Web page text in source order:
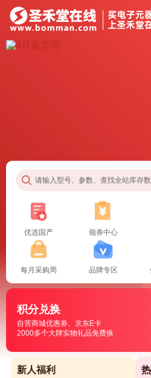
请输入型号、参数、查找全站库存
优选国产 领券中心
每月采购周 品牌专区
积分兑换
自营商城优惠券、京东E卡
2000多个大牌实物礼品免费换
新人福利